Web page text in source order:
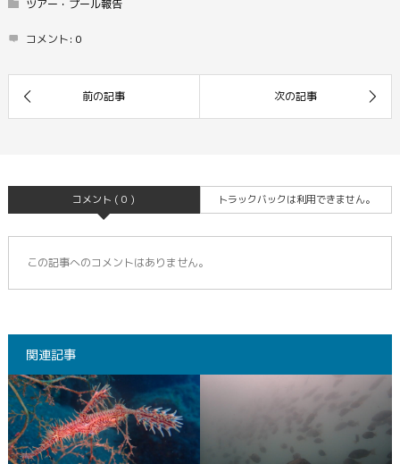
ツアー・プール報告
コメント: 0
コメント ( 0 ) トラックバックは利用できません。
この記事へのコメントはありません。
関連記事